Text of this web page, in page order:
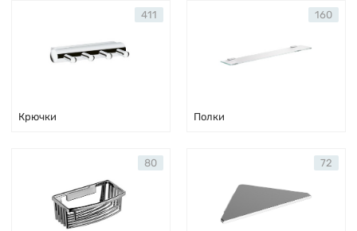
Крючки
411
Полки
160
80 72